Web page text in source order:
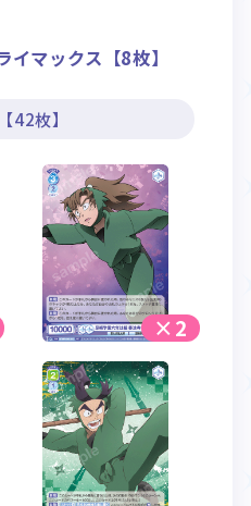
マックス【8枚】
42枚】
×2